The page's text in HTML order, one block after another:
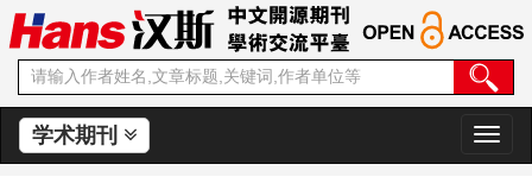
学术期刊
切
换